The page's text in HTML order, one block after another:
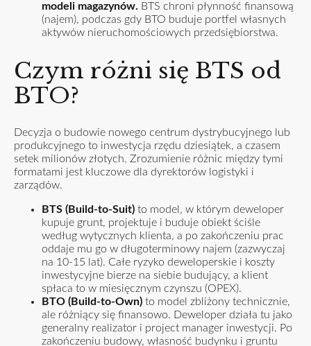
modeli magazynów. BTS chroni płynność finansową
(najem), podczas gdy BTO buduje portfel własnych
aktywów nieruchomościowych przedsiębiorstwa.
Czym różni się BTS od
BTO?
Decyzja o budowie nowego centrum dystrybucyjnego lub
produkcyjnego to inwestycja rzędu dziesiątek, a czasem
setek milionów złotych. Zrozumienie różnic między tymi
formatami jest kluczowe dla dyrektorów logistyki i
zarządów.
BTS (Build-to-Suit) to model, w którym deweloper
kupuje grunt, projektuje i buduje obiekt ściśle
według wytycznych klienta, a po zakończeniu prac
oddaje mu go w długoterminowy najem (zazwyczaj
na 10-15 lat). Całe ryzyko deweloperskie i koszty
inwestycyjne bierze na siebie budujący, a klient
spłaca to w miesięcznym czynszu (OPEX).
BTO (Build-to-Own) to model zbliżony technicznie,
ale różniący się finansowo. Deweloper działa tu jako
generalny realizator i project manager inwestycji. Po
zakończeniu budowy, własność budynku i gruntu